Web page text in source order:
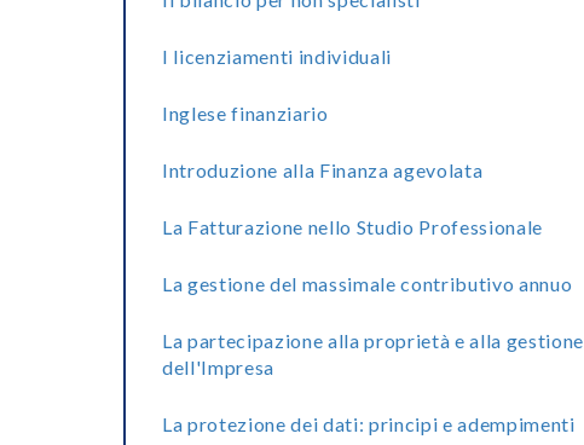
I licenziamenti individuali
Inglese finanziario
Introduzione alla Finanza agevolata
La Fatturazione nello Studio Professionale
La gestione del massimale contributivo annuo
La partecipazione alla proprietà e alla gestione
dell'Impresa
La protezione dei dati: principi e adempimenti